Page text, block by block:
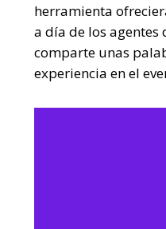
herramienta
a día de los agentes
comparte unas
experiencia en el